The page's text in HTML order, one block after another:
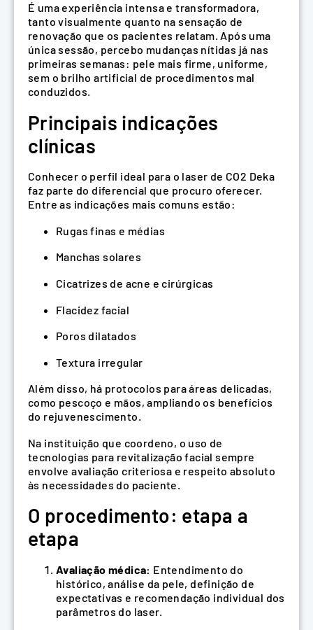
É uma experiência intensa e transformadora,
tanto visualmente quanto na sensação de
renovação que os pacientes relatam. Após uma
única sessão, percebo mudanças nítidas já nas
primeiras semanas: pele mais firme, uniforme,
sem o brilho artificial de procedimentos mal
conduzidos.
Principais indicações
clínicas
Conhecer o perfil ideal para o laser de CO2 Deka
faz parte do diferencial que procuro oferecer.
Entre as indicações mais comuns estão:
Rugas finas e médias
Manchas solares
Cicatrizes de acne e cirúrgicas
Flacidez facial
Poros dilatados
Textura irregular
Além disso, há protocolos para áreas delicadas,
como pescoço e mãos, ampliando os benefícios
do rejuvenescimento.
Na instituição que coordeno, o uso de
tecnologias para revitalização facial sempre
envolve avaliação criteriosa e respeito absoluto
às necessidades do paciente.
O procedimento: etapa a
etapa
Avaliação médica: Entendimento do
histórico, análise da pele, definição de
expectativas e recomendação individual dos
parâmetros do laser.